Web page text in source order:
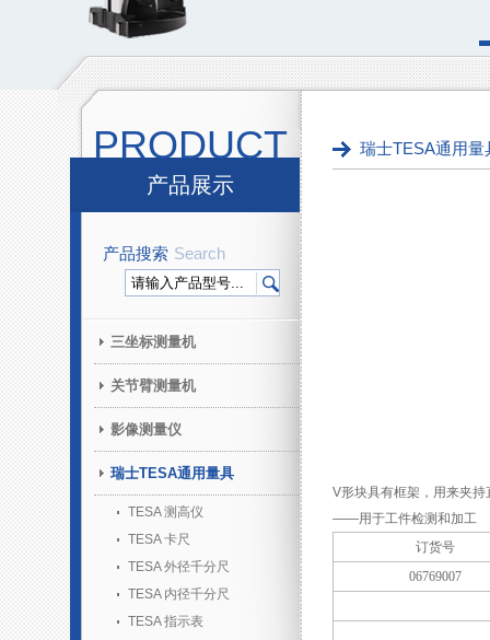
PRODUCT
产品展示
产品搜索 Search
三坐标测量机
关节臂测量机
影像测量仪
瑞士TESA通用量具
TESA 测高仪
TESA 卡尺
TESA 外径千分尺
TESA 内径千分尺
TESA 指示表
瑞士TESA通用量
V形块具有框架，用来夹
——用于工件检测和加工
订货号
06769007